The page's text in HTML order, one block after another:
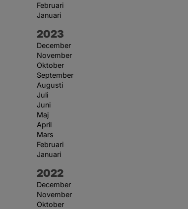
Februari
Januari
År:
2023
December
November
Oktober
September
Augusti
Juli
Juni
Maj
April
Mars
Februari
Januari
År:
2022
December
November
Oktober